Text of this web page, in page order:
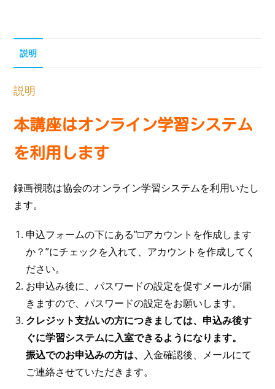
説明
説明
本講座はオンライン学習システム
を利用します
録画視聴は協会のオンライン学習システムを利用いたし
ます。
申込フォームの下にある”□アカウントを作成します
か？”にチェックを入れて、アカウントを作成してく
ださい。
お申込み後に、パスワードの設定を促すメールが届
きますので、パスワードの設定をお願いします。
クレジット支払いの方につきましては、申込み後す
ぐに学習システムに入室できるようになります。
振込でのお申込みの方は、 入金確認後、メールにて
ご連絡させていただきます。